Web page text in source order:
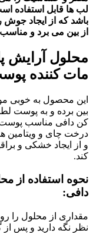
لب ها قابل استفاده
باشد که از ایجاد
از بین می برد و
محلول آرایش
مات کننده
این محصول به خوبی
بین برده و به پوست
کن دافی مناسب پوست
درخت چای و ویتامین
و از ایجاد خشکی و
کند.
نحوه استفاده از
دافی:
مقداری از محلول را
نظر نگه دارید و پس